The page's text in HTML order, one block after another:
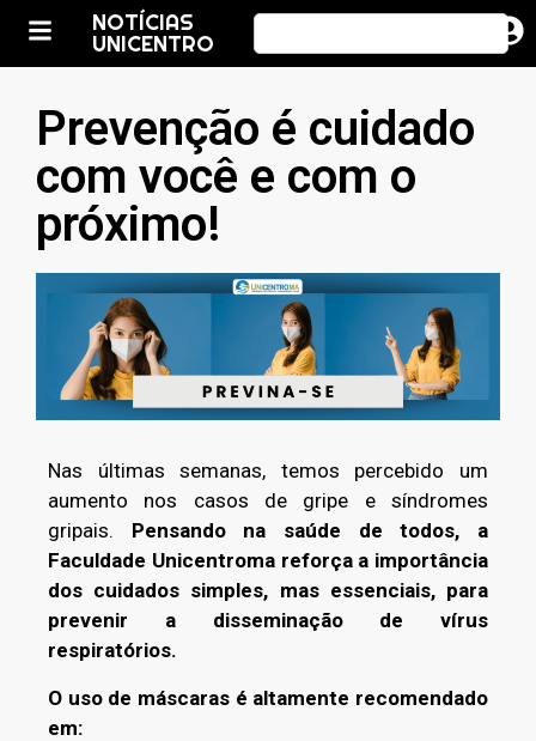
NOTÍCIAS
UNICENTRO
Prevenção é cuidado
com você e com o
próximo!
Nas últimas semanas, temos percebido um
aumento nos casos de gripe e síndromes
gripais. Pensando na saúde de todos, a
Faculdade Unicentroma reforça a importância
dos cuidados simples, mas essenciais, para
prevenir a disseminação de vírus
respiratórios.
O uso de máscaras é altamente recomendado
em: